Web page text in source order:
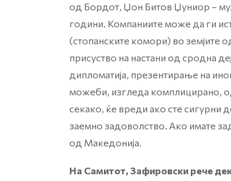
од Бордот, Џон Битов Џуниор –
години. Компаниите може да ги
(стопанските комори) во земјите
присуство на настани од сродна
дипломатија, презентирање на
можеби, изгледа комплицирано,
секако, ќе вреди ако сте сигурни
заемно задоволство. Ако имате
од Македонија.
На Самитот, Зафировски рече